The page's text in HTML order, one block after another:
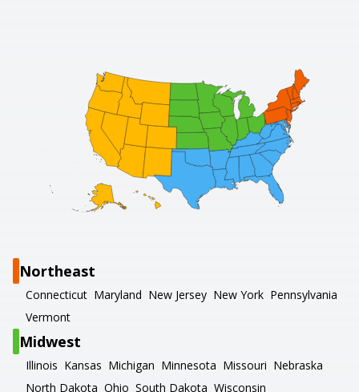
Northeast
Connecticut Maryland New Jersey New York Pennsylvania
Vermont
Midwest
Illinois Kansas Michigan Minnesota Missouri Nebraska
North Dakota Ohio South Dakota Wisconsin